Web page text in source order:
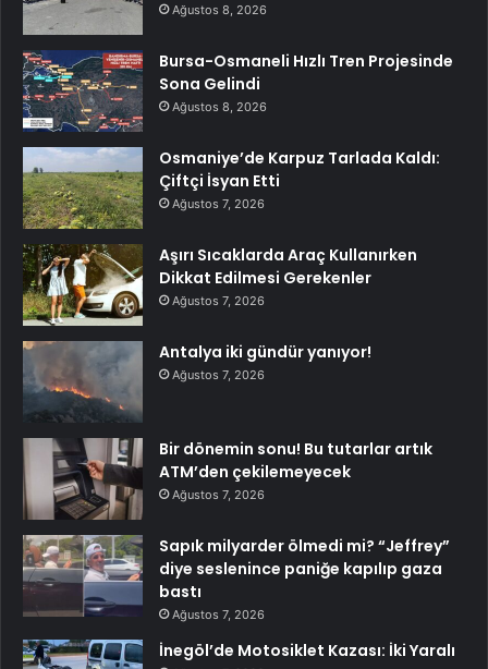
Ağustos 8, 2026
Bursa-Osmaneli Hızlı Tren Projesinde
Sona Gelindi
Ağustos 8, 2026
Osmaniye’de Karpuz Tarlada Kaldı:
Çiftçi İsyan Etti
Ağustos 7, 2026
Aşırı Sıcaklarda Araç Kullanırken
Dikkat Edilmesi Gerekenler
Ağustos 7, 2026
Antalya iki gündür yanıyor!
Ağustos 7, 2026
Bir dönemin sonu! Bu tutarlar artık
ATM’den çekilemeyecek
Ağustos 7, 2026
Sapık milyarder ölmedi mi? “Jeffrey”
diye seslenince paniğe kapılıp gaza
bastı
Ağustos 7, 2026
İnegöl’de Motosiklet Kazası: İki Yaralı